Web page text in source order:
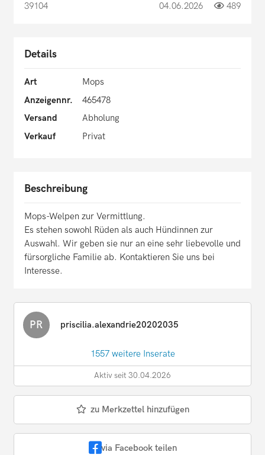
39104 04.06.2026 489
Details
Art
Mops
Anzeigennr.
465478
Versand
Abholung
Verkauf
Privat
Beschreibung
Mops-Welpen zur Vermittlung.
Es stehen sowohl Rüden als auch Hündinnen zur
Auswahl. Wir geben sie nur an eine sehr liebevolle und
fürsorgliche Familie ab. Kontaktieren Sie uns bei
Interesse.
PR priscilia.alexandrie20202035
1557 weitere Inserate
Aktiv seit 30.04.2026
zu Merkzettel hinzufügen
via Facebook teilen